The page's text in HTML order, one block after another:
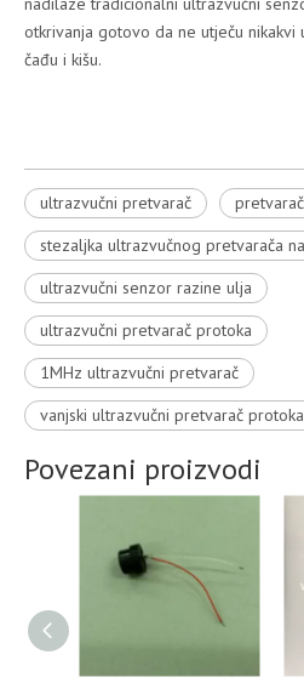
otkrivanja gotovo da ne utječu nikakvi
čađu i kišu.
ultrazvučni pretvarač
stezaljka ultrazvučnog pretvarača
ultrazvučni senzor razine ulja
ultrazvučni pretvarač protoka
1MHz ultrazvučni pretvarač
vanjski ultrazvučni pretvarač protoka
Povezani proizvodi